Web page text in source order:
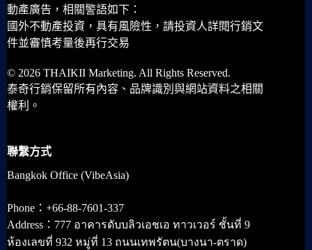
動產廣告，相關警語如下：
國外不動產投資，具有風險性，請投資人詳閱行銷文
件並審慎考量後再行交易
© 2026 THAIKII Marketing. All Rights Reserved.
泰奇行銷保留所有內容、品牌識別與網站資料之相關
權利。
聯繫方式
Bangkok Office (VibeAsia)
Phone：+66-88-7601-337
Address：777 อาคารดับบลิวเอชเอ ทาวเวอร์ ชั้นที่ 9
ห้องเลขที่ 932 หมู่ที่ 13 ถนนเทพรัตน(บางนา-ตราด)